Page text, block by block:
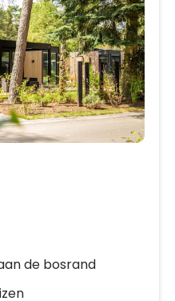
de bosrand